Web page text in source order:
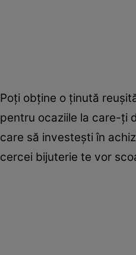
Poţi obţine o ţinută
pentru ocaziile la care-ţi
care să investeşti în
cercei bijuterie te vor